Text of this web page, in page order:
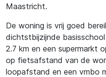
Maastricht.
De woning is vrij goed
dichtstbijzijnde
2.7 km en een supermarkt
op fietsafstand van de
loopafstand en een vmbo